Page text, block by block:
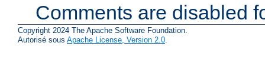
Comments are disabled
Copyright 2024 The Apache Software Foundation.
Autorisé sous Apache License, Version 2.0.